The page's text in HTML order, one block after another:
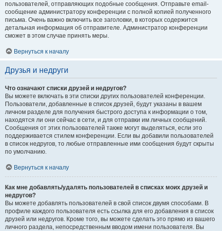
пользователей, отправляющих подобные сообщения. Отправьте email-
сообщение администратору конференции с полной копией полученного
письма. Очень важно включить все заголовки, в которых содержится
детальная информация об отправителе. Администратор конференции
сможет в этом случае принять меры.
Вернуться к началу
Друзья и недруги
Что означают списки друзей и недругов?
Вы можете включать в эти списки других пользователей конференции.
Пользователи, добавленные в список друзей, будут указаны в вашем
личном разделе для получения быстрого доступа к информации о том,
находятся ли они сейчас в сети, и для отправки им личных сообщений.
Сообщения от этих пользователей также могут выделяться, если это
поддерживается стилем конференции. Если вы добавили пользователей
в список недругов, то любые отправленные ими сообщения будут скрыты
по умолчанию.
Вернуться к началу
Как мне добавлять/удалять пользователей в списках моих друзей и
недругов?
Вы можете добавлять пользователей в свой список двумя способами. В
профиле каждого пользователя есть ссылка для его добавления в список
друзей или недругов. Кроме того, вы можете сделать это прямо из вашего
личного раздела, непосредственным вводом имени пользователя. Вы